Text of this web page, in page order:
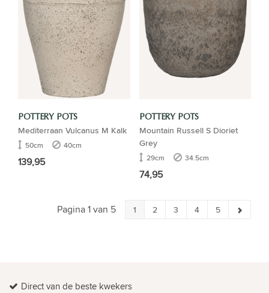
POTTERY POTS
Mediterraan Vulcanus M Kalk
50cm 40cm
139,95
POTTERY POTS
Mountain Russell S Dioriet
Grey
29cm 34.5cm
74,95
Pagina 1 van 5 1 2 3 4 5
Direct van de beste kwekers